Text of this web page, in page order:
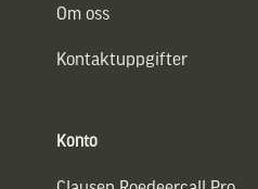
Om oss
Kontaktuppgifter
Konto